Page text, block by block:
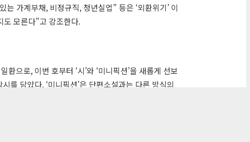
가계부채, 비정규직, 청년실업” 등은 ‘외환위기’ 이
도 모른다”고 강조한다.
으로, 이번 호부터 ‘시’와 ‘미니픽션’을 새롭게 선보
를 담았다. ‘미니픽션’은 단편소설과는 다른 방식의